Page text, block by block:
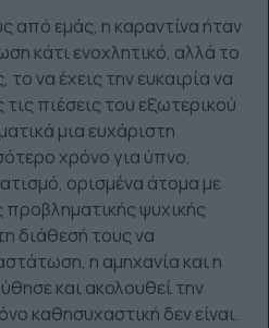
από εμάς, η καραντίνα ήταν
κάτι ενοχλητικό, αλλά το
να έχεις την ευκαιρία να
πιέσεις του εξωτερικού
μια ευχάριστη
χρόνο για ύπνο,
ορισμένα άτομα με
ψυχικής
διάθεσή τους να
η αμηχανία και η
και ακολουθεί την
καθησυχαστική δεν είναι.